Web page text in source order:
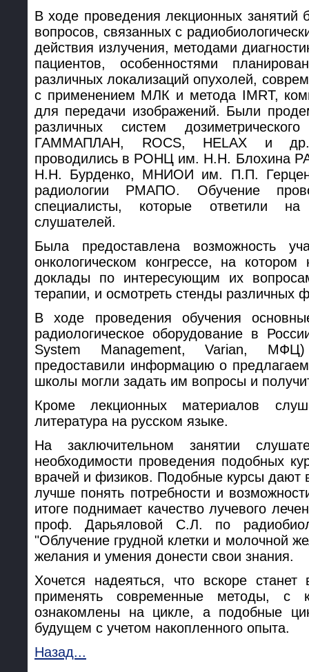
В ходе проведения лекционных занятий
вопросов, связанных с
действия излучения, методами
пациентов, особенностями
различных локализаций опухолей,
с применением MЛК и метода IMRT,
для передачи изображений. Были
различных систем
ГАММАПЛАН, ROCS, HELAX и др.).
проводились в РОНЦ им. Н.Н. Блохина
Н.Н. Бурденко, МНИОИ им. П.П.
радиологии РМАПО. Обучение
специалисты, которые ответили на
слушателей.
Была предоставлена возможность
онкологическом конгрессе, на
доклады по интересующим их
терапии, и осмотреть стенды различных
В ходе проведения обучения
радиологическое оборудование в
System Management, Varian,
предоставили информацию о
школы могли задать им вопросы и
Кроме лекционных материалов
литература на русском языке.
На заключительном занятии
необходимости проведения подобных
врачей и физиков. Подобные курсы дают
лучше понять потребности и
итоге поднимает качество лучевого
проф. Дарьяловой С.Л. по
"Облучение грудной клетки и молочной
желания и умения донести свои знания.
Хочется надеяться, что вскоре
применять современные методы, с
ознакомлены на цикле, а подобные
будущем с учетом накопленного опыта.
Назад...